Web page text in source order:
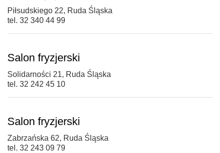
Piłsudskiego 22, Ruda Śląska
tel. 32 340 44 99
Salon fryzjerski
Solidarności 21, Ruda Śląska
tel. 32 242 45 10
Salon fryzjerski
Zabrzańska 62, Ruda Śląska
tel. 32 243 09 79